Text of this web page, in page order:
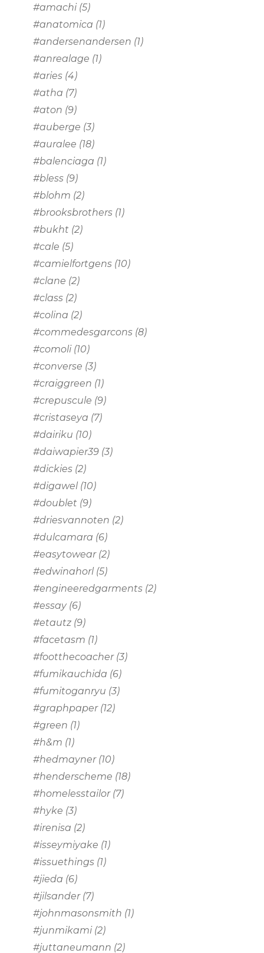
#amachi(5)
#anatomica (1)
#andersenandersen (1)
#anrealage (1)
#aries (4)
#atha (7)
#aton (9)
#auberge (3)
#auralee (18)
#balenciaga (1)
#bless (9)
#blohm (2)
#brooksbrothers (1)
#bukht (2)
#cale (5)
#camielfortgens (10)
#clane (2)
#class (2)
#colina (2)
#commedesgarcons (8)
#comoli(10)
#converse (3)
#craiggreen (1)
#crepuscule (9)
#cristaseya (7)
#dairiku (10)
#daiwapier39 (3)
#dickies (2)
#digawel (10)
#doublet (9)
#driesvannoten (2)
#dulcamara (6)
#easytowear(2)
#edwinahorl (5)
#engineeredgarments (2)
#essay(6)
#etautz (9)
#facetasm (1)
#footthecoacher(3)
#fumikauchida (6)
#fumitoganryu (3)
#graphpaper(12)
#green (1)
#h&m (1)
#hedmayner(10)
#henderscheme (18)
#homelesstailor(7)
#hyke (3)
#irenisa (2)
#isseymiyake (1)
#issuethings (1)
#jieda (6)
#jilsander(7)
#johnmasonsmith (1)
#junmikami(2)
#juttaneumann (2)